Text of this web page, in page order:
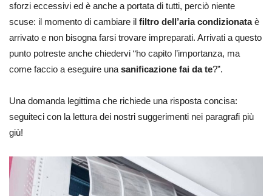
sforzi eccessivi ed è anche a portata di tutti, perciò niente
scuse: il momento di cambiare il filtro dell’aria condizionataè
arrivato e non bisogna farsi trovare impreparati. Arrivati a questo
punto potreste anche chiedervi “ho capito l’importanza, ma
come faccio a eseguire una sanificazione fai da te?”.
Una domanda legittima che richiede una risposta concisa:
seguiteci con la lettura dei nostri suggerimenti nei paragrafi più
giù!